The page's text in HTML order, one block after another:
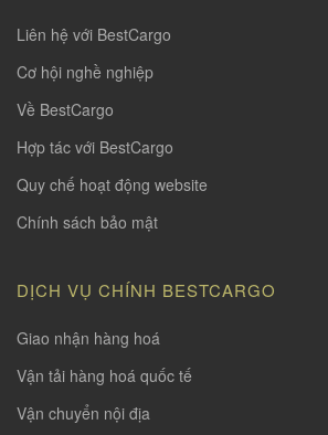
Liên hệ với BestCargo
Cơ hội nghề nghiệp
Về BestCargo
Hợp tác với BestCargo
Quy chế hoạt động website
Chính sách bảo mật
DỊCH VỤ CHÍNH BESTCARGO
Giao nhận hàng hoá
Vận tải hàng hoá quốc tế
Vận chuyển nội địa